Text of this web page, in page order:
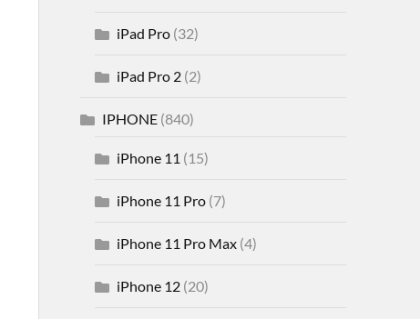
iPad Pro(32)
iPad Pro 2(2)
IPHONE(840)
iPhone 11 (15)
iPhone 11 Pro(7)
iPhone 11 Pro Max(4)
iPhone 12(20)